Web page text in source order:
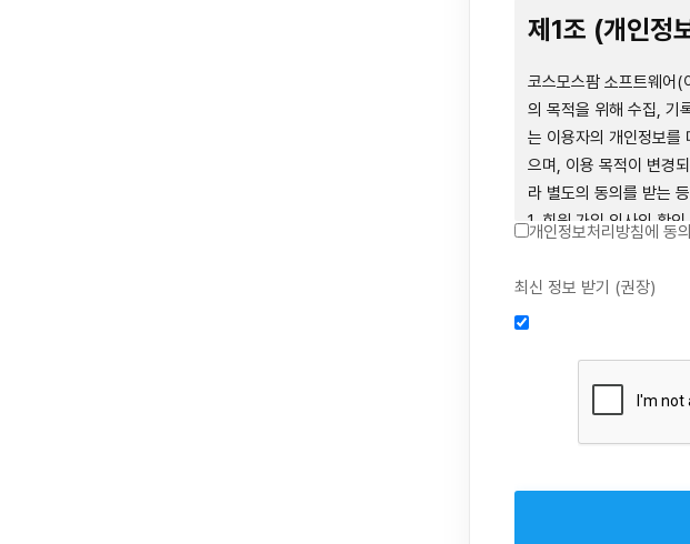
제1장 총칙
제1조 (목적)
본 약관은 코스모스팜 소
을 통하여 제공하는 "사
간의 권리와 의무, 책임
제2조 (용어의
① 본 약관에서 사용하는
1. 서비스: 회사가 본 약
제1조 (개인정
코스모스팜 소프트웨어(
의 목적을 위해 수집, 기
는 이용자의 개인정보를
으며, 이용 목적이 변경
라 별도의 동의를 받는
1. 회원 가입 의사의 확
2. 약관 위반 행위 등을
항 전달, 분쟁조정을 위
비스 운영
3. 서비스 이용기록과
비스 분석 및 통계에 따
4. 콘텐츠 등 기존 서비
제공 등 신규 서비스 요
개인정보처리방침에 동
최신 정보 받기 (권장)